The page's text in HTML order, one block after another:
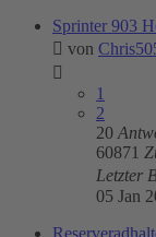
Sprinter 903
von
1
2
20
60871
Letzter
05 Jan